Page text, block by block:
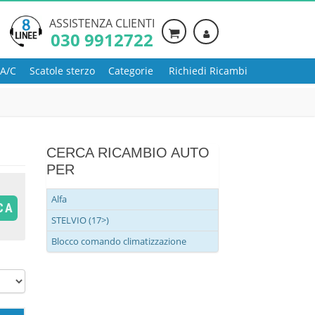
ASSISTENZA CLIENTI
030 9912722
C Scatole sterzo Categorie Richiedi Ricambi
CERCA RICAMBIO AUTO
PER
Alfa
STELVIO (17>)
Blocco comando climatizzazione